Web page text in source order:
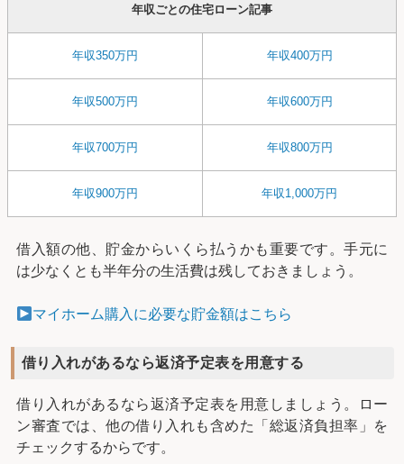
年収ごとの住宅ローン記事
年収350万円 年収400万円
年収500万円 年収600万円
年収700万円 年収800万円
年収900万円 年収1,000万円
借入額の他、貯金からいくら払うかも重要です。手元に
は少なくとも半年分の生活費は残しておきましょう。
マイホーム購入に必要な貯金額はこちら
借り入れがあるなら返済予定表を用意する
借り入れがあるなら返済予定表を用意しましょう。ロー
ン審査では、他の借り入れも含めた「総返済負担率」を
チェックするからです。